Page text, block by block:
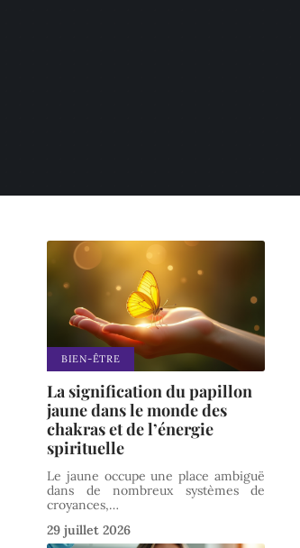
BIEN-ÊTRE
La signification du papillon
jaune dans le monde des
chakras et de l’énergie
spirituelle
Le jaune occupe une place ambiguë
dans de nombreux systèmes de
croyances,…
29 juillet 2026